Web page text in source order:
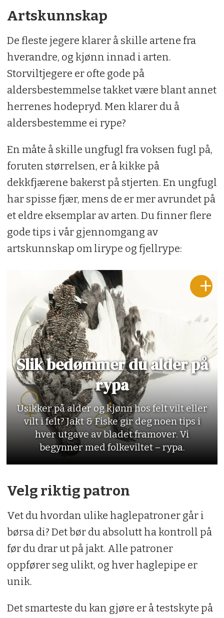
Artskunnskap
De fleste jegere klarer å skille artene fra
hverandre, og kjønn innad i arten.
Storviltjegere er ofte gode på
aldersbestemmelse takket være blant annet
herrenes hodepryd. Men klarer du å
aldersbestemme ei rype?
En måte å skille ungfugl fra voksen fugl på,
foruten størrelsen, er å kikke på
dekkfjærene bakerst på stjerten. En ungfugl
har spisse fjær, mens de er mer avrundet på
et eldre eksemplar av arten. Du finner flere
gode tips i vår gjennomgang av
artskunnskap om lirype og fjellrype:
Slik bedømmer du alder på
rypa
Usikker på alder og kjønn hos felt vilt eller
vilt i felt? Jakt & Fiske gir deg noen tips i
hver utgave av bladet framover. Vi
begynner med folkeviltet – rypa.
Velg riktig patron
Vet du hvordan ulike haglepatroner går i
børsa di? Det bør du absolutt ha kontroll på
før du drar ut på jakt. Alle patroner
oppfører seg ulikt, og hver haglepipe er
unik.
Det smarteste du kan gjøre er å testskyte på